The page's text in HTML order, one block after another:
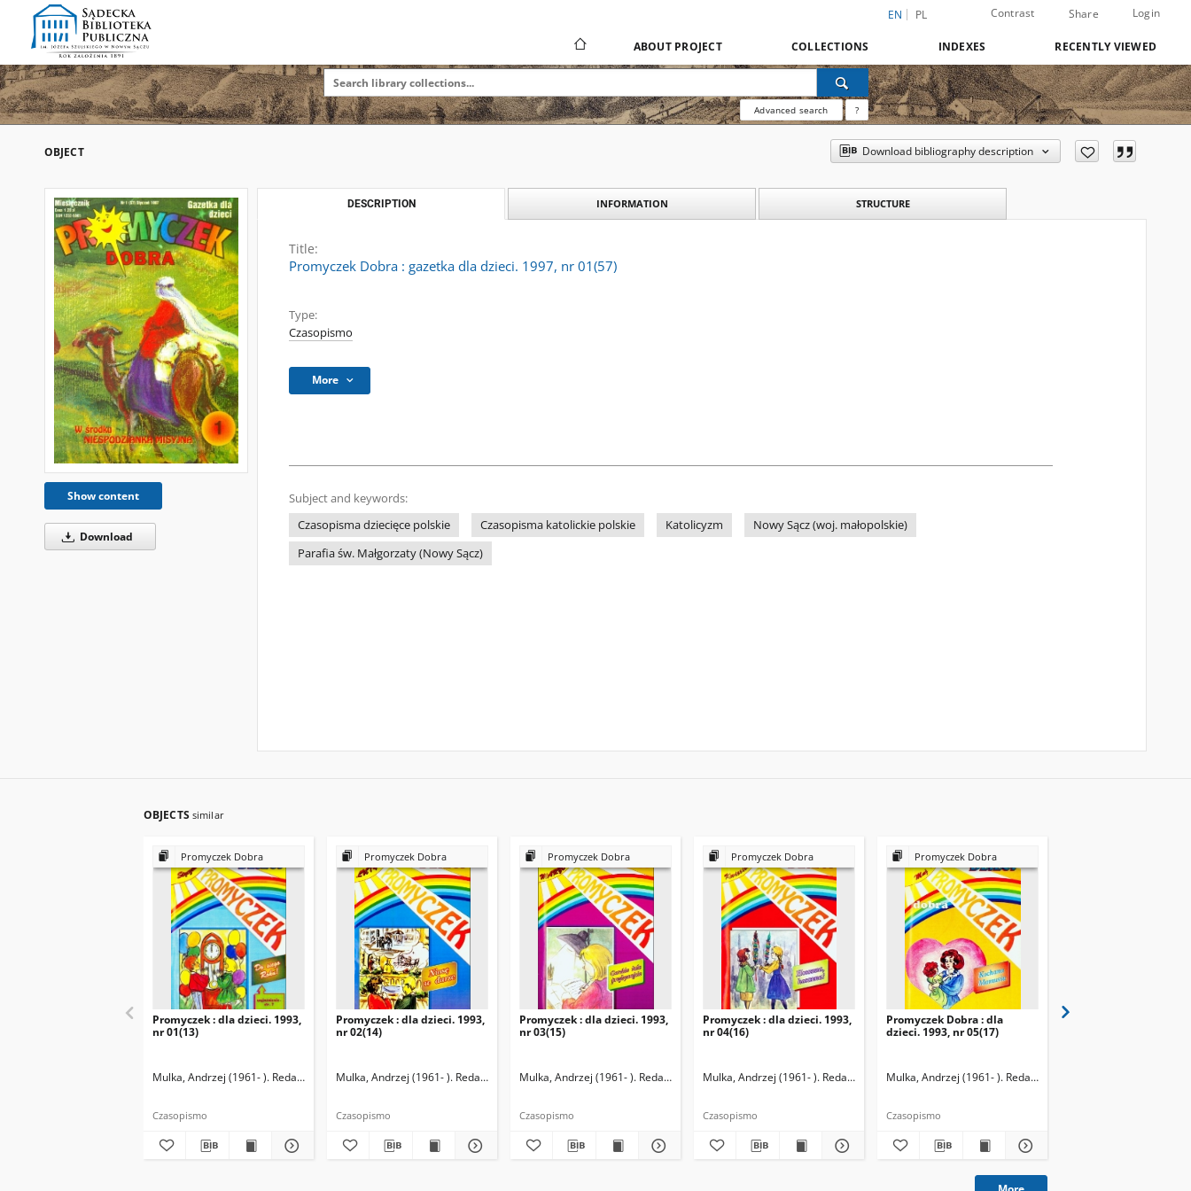
EN PL Contrast Share Login
ABOUT PROJECT COLLECTIONS INDEXES RECENTLY VIEWED
Advanced search ?
OBJECT Download bibliography description
Show content
Download
DESCRIPTION INFORMATION STRUCTURE
Title:
Promyczek Dobra : gazetka dla dzieci. 1997, nr 01(57)
Type:
Czasopismo
More
Subject and keywords:
Czasopisma dziecięce polskie
Czasopisma katolickie polskie Katolicyzm
Nowy Sącz (woj. małopolskie)
Parafia św. Małgorzaty (Nowy Sącz)
OBJECTS similar
Promyczek Dobra
Promyczek : dla dzieci. 1993,
nr 01(13)
Mulka, Andrzej (1961- ). Redaktor naczelny
Czasopismo
Promyczek Dobra
Promyczek : dla dzieci. 1993,
nr 02(14)
Mulka, Andrzej (1961- ). Redaktor naczelny
Czasopismo
Promyczek Dobra
Promyczek : dla dzieci. 1993,
nr 03(15)
Mulka, Andrzej (1961- ). Redaktor naczelny
Czasopismo
Promyczek Dobra
Promyczek : dla dzieci. 1993,
nr 04(16)
Mulka, Andrzej (1961- ). Redaktor naczelny
Czasopismo
Promyczek Dobra
Promyczek Dobra : dla
dzieci. 1993, nr 05(17)
Mulka, Andrzej (1961- ). Redaktor naczelny
Czasopismo